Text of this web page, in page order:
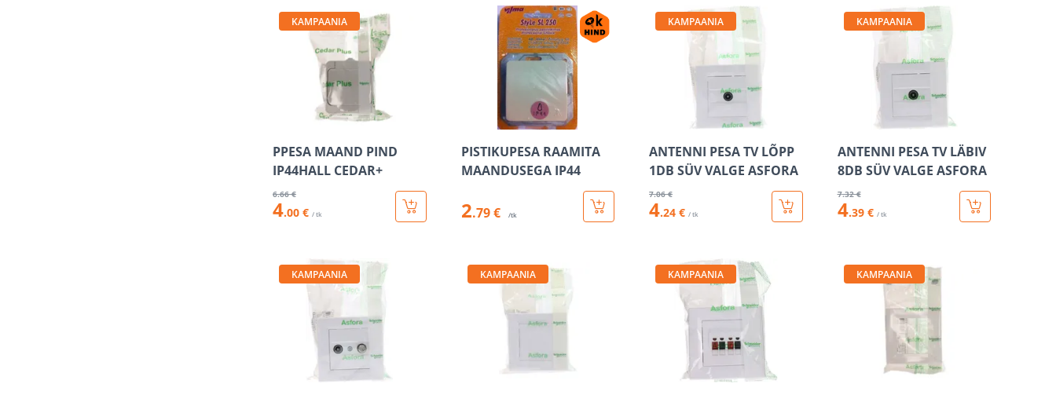
KAMPAANIA
PPESA MAAND PIND
IP44HALL CEDAR+
6.66 €
4.00 € / tk
PISTIKUPESA RAAMITA
MAANDUSEGA IP44
2.79 € /tk
KAMPAANIA
ANTENNI PESA TV LÕPP
1DB SÜV VALGE ASFORA
7.06 €
4.24 € / tk
KAMPAANIA
ANTENNI PESA TV LÄBIV
8DB SÜV VALGE ASFORA
7.32 €
4.39 € / tk
KAMPAANIA KAMPAANIA KAMPAANIA KAMPAANIA